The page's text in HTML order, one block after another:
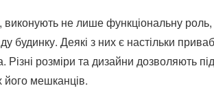
, виконують не лише функціональну
будинку. Деякі з них є настільки
розміри та дизайни дозволяють
його мешканців.